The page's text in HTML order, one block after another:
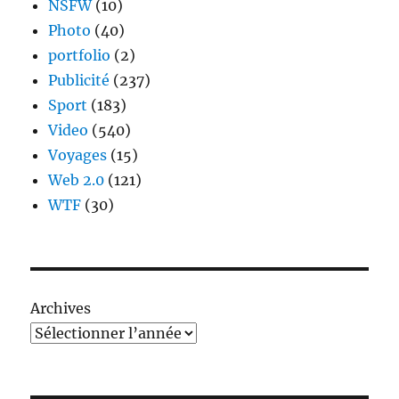
NSFW(10)
Photo (40)
portfolio (2)
Publicité (237)
Sport (183)
Video (540)
Voyages (15)
Web 2.0 (121)
WTF (30)
Archives